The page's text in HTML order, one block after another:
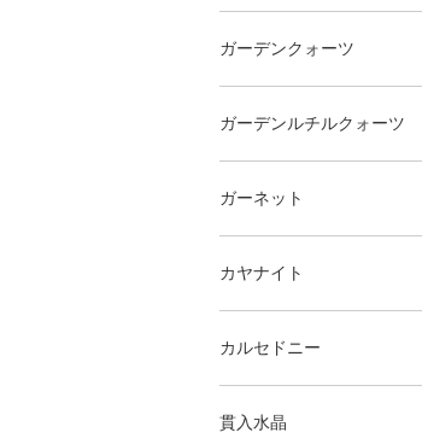
ガーデンクォーツ
ガーデンルチルクォーツ
ガーネット
カヤナイト
カルセドニー
貫入水晶